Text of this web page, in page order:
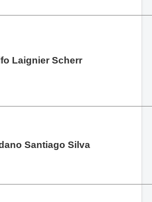
Laignier Scherr
Santiago Silva